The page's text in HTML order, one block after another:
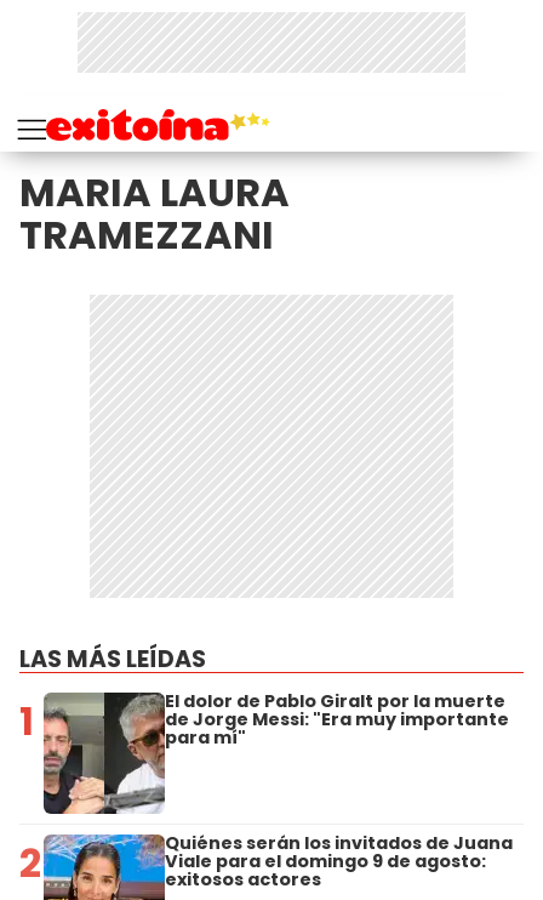
MARIA LAURA
TRAMEZZANI
LAS MÁS LEÍDAS
1 El dolor de Pablo Giralt por la muerte
de Jorge Messi: "Era muy importante
para mí"
2 Quiénes serán los invitados de Juana
Viale para el domingo 9 de agosto:
exitosos actores